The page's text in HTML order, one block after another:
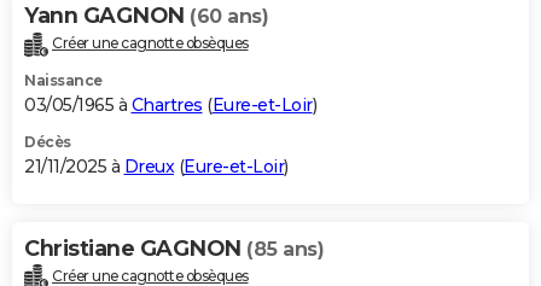
Yann GAGNON (60 ans)
Créer une cagnotte obsèques
Naissance
03/05/1965 à Chartres (Eure-et-Loir)
Décès
21/11/2025 à Dreux (Eure-et-Loir)
Christiane GAGNON (85 ans)
Créer une cagnotte obsèques